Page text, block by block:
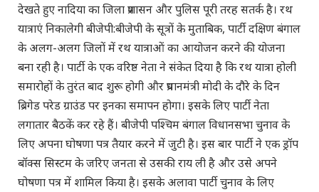
देखते हुए नादिया का जिला प्रशासन और पुलिस पूरी तरह सतर्क है। रथ
यात्राएं निकालेगी बीजेपी:बीजेपी के सूत्रों के मुताबिक, पार्टी दक्षिण बंगाल
के अलग-अलग जिलों में रथ यात्राओं का आयोजन करने की योजना
बना रही है। पार्टी के एक वरिष्ठ नेता ने संकेत दिया है कि रथ यात्रा होली
समारोहों के तुरंत बाद शुरू होगी और प्रधानमंत्री मोदी के दौरे के दिन
ब्रिगेड परेड ग्राउंड पर इनका समापन होगा। इसके लिए पार्टी नेता
लगातार बैठकें कर रहे हैं। बीजेपी पश्चिम बंगाल विधानसभा चुनाव के
लिए अपना घोषणा पत्र तैयार करने में जुटी है। इस बार पार्टी ने एक ड्रॉप
बॉक्स सिस्टम के जरिए जनता से उसकी राय ली है और उसे अपने
घोषणा पत्र में शामिल किया है। इसके अलावा पार्टी चुनाव के लिए